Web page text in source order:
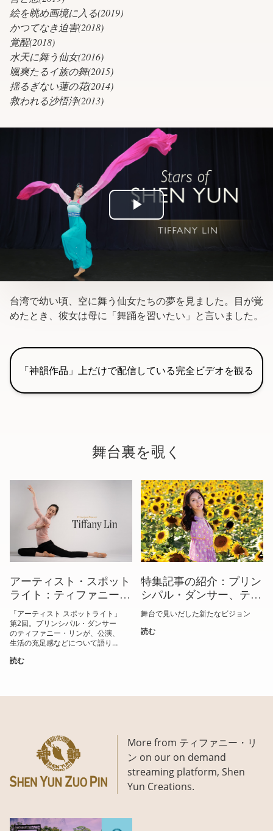
絵を眺め画境に入る(2019)
かつてなき迫害(2018)
覚醒(2018)
水天に舞う仙女(2016)
颯爽たるイ族の舞(2015)
揺るぎない蓮の花(2014)
救われる沙悟浄(2013)
Play
Video
台湾で幼い頃、空に舞う仙女たちの夢を見ました。目が覚
めたとき、彼女は母に「舞踊を習いたい」と言いました。
「神韻作品」上だけで配信している完全ビデオを観る
舞台裏を覗く
アーティスト・スポット
ライト：ティファニー・
リン
「アーティスト スポットライト」
第2回。プリンシパル・ダンサー
のティファニー・リンが、公演、
生活の充足感などについて語りま
読む
特集記事の紹介：プリン
シパル・ダンサー、ティ
ファニー・リン
舞台で見いだした新たなビジョン
読む
More from ティファニー・リ
ン on our on demand
streaming platform, Shen
Yun Creations.